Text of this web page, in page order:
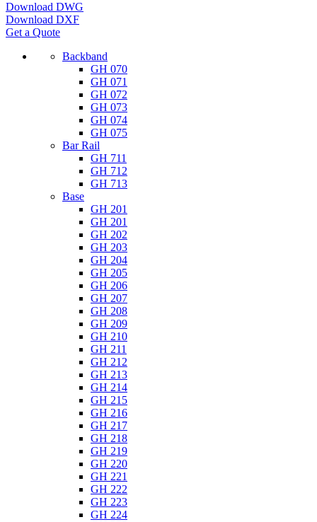
Download DWG
Download DXF
Get a Quote
Backband
GH 070
GH 071
GH 072
GH 073
GH 074
GH 075
Bar Rail
GH 711
GH 712
GH 713
Base
GH 201
GH 201
GH 202
GH 203
GH 204
GH 205
GH 206
GH 207
GH 208
GH 209
GH 210
GH 211
GH 212
GH 213
GH 214
GH 215
GH 216
GH 217
GH 218
GH 219
GH 220
GH 221
GH 222
GH 223
GH 224